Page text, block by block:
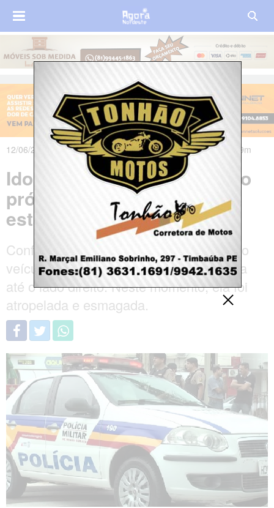
12/06/2025 às 06h46m - Atualizado em 12/06/2025 às 13h09m
Idosa morre atropelada pelo
próprio carro depois de
estacionar
Conforme o relato, a mulher, que dirigia o
veículo, desembarcou e atravessou a via
até o lado direito. Neste momento, ela foi
atropelada e esmagada.